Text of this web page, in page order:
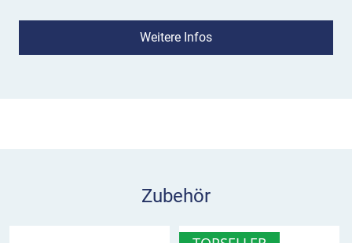
Das Material verfügt über einen hohen
Reibungswiderstand und hält damit äußerst lange,
Meter-Abstände im Sinnbild.
Weitere Infos
Zubehör